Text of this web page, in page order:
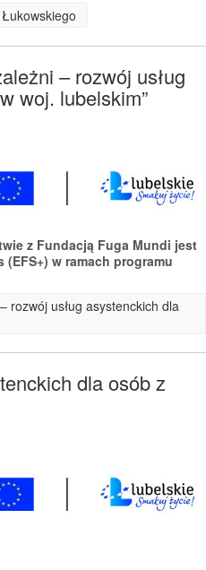
– rozwój usług
woj. lubelskim”
z Fundacją Fuga Mundi jest
w ramach programu
rozwój usług asystenckich dla
dla osób z